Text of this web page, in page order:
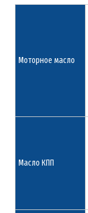
Моторное масло
Масло КПП